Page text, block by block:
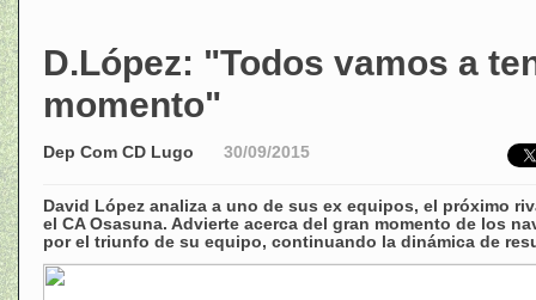
D.López: "Todos vamos a
momento"
Dep Com CD Lugo 30/09/2015
David López analiza a uno de sus ex equipos, el próximo
el CA Osasuna. Advierte acerca del gran momento de los
por el triunfo de su equipo, continuando la dinámica de